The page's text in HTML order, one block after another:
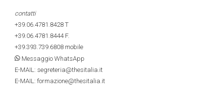
contatti
+39.06.4781.8428 T
+39.06.4781.8444F.
+39.393.739.6808 mobile
Messaggio WhatsApp
E-MAIL: segreteria@thesitalia.it
E-MAIL: formazione@thesitalia.it